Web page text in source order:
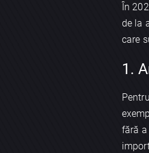
În
de la
care
1.
fără